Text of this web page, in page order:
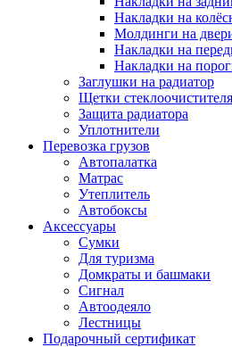
Накладки на
Молдинги на
Накладки на
Накладки на
Заглушки на радиатор
Щетки стеклоочистителя
Защита радиатора
Уплотнители
Перевозка грузов
Автопалатка
Матрас
Утеплитель
Автобоксы
Аксессуары
Сумки
Для туризма
Домкраты и башмаки
Сигнал
Автоодеяло
Лестницы
Подарочный сертификат